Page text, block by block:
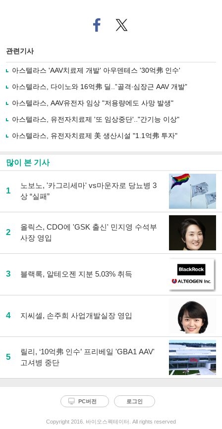
페
이
로
기
사
유
기
트위
터로
관련기사
아스텔라스 'AAV치료제 개발' 아우덴테스 '30억弗 인수'
아스텔라스, 다이노와 16억弗 딜..”골격∙심장근 AAV 개발”
아스텔라스, AAV유전자 임상 "저용량에도 사망 발생"
아스텔라스, 유전자치료제 '또 임상중단'.."간기능 이상"
아스텔라스, 유전자치료제 美 생산시설 "1.1억弗 투자"
많이 본 기사
1
노보노, '카그리세마' vs마운자로 당뇨병 3
상 “실패”
2
올릭스, CDO에 'GSK 출신' 민지영 수석부
사장 영입
3 블랙록, 알테오젠 지분 5.03% 취득
4 지씨셀, 손주희 사업개발실장 영입
5
릴리, ‘10억弗 인수’ 프리베일 'GBA1 AAV'
고셔병 중단
PC버전 로그인
Copyright 2016. 바이오스펙테이터. All rights reserved